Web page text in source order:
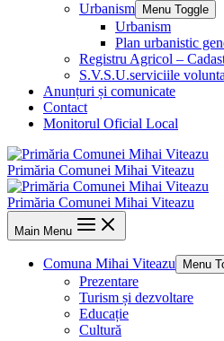
Urbanism
Menu Toggle
Urbanism
Plan urbanistic
Registru Agricol –
S.V.S.U.serviciile
Anunțuri și comunicate
Contact
Monitorul Oficial Local
Primăria Comunei Mihai Viteazu
Primăria Comunei Mihai Viteazu
Main Menu
Comuna Mihai Viteazu Menu
Prezentare
Turism și dezvoltare
Educație
Cultură